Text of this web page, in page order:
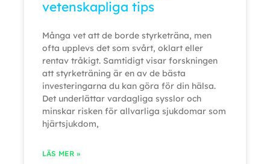
vetenskapliga tips
Många vet att de borde styrketräna, men
ofta upplevs det som svårt, oklart eller
rentav tråkigt. Samtidigt visar forskningen
att styrketräning är en av de bästa
investeringarna du kan göra för din hälsa.
Det underlättar vardagliga sysslor och
minskar risken för allvarliga sjukdomar som
hjärtsjukdom,
LÄS MER »